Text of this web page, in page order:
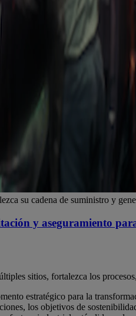
su cadena de suministro y
y aseguramiento
sitios, fortalezca los
estratégico para la
los objetivos de